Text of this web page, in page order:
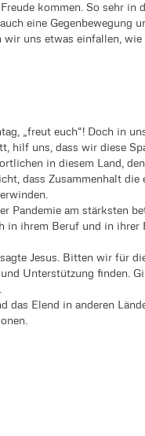
kommen. So sehr in
eine Gegenbewegung
uns etwas einfallen,
„freut euch“! Doch in
hilf uns, dass wir diese
in diesem Land,
dass Zusammenhalt
Pandemie am stärksten
in ihrem Beruf und in
Jesus. Bitten wir für
Unterstützung finden.
das Elend in anderen